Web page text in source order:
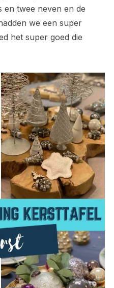
en twee neven en de
we een super
het super goed die